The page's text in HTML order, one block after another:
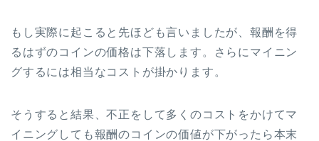
もし実際に起こると先ほども言いましたが、報酬を得
るはずのコインの価格は下落します。さらにマイニン
グするには相当なコストが掛かります。
そうすると結果、不正をして多くのコストをかけてマ
イニングしても報酬のコインの価値が下がったら本末